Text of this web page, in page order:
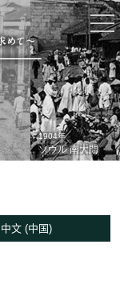
1904年
ソウル 南大門
中文 (中国)